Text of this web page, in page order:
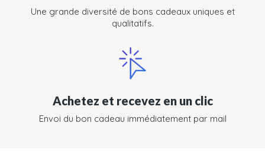
Une grande diversité de bons cadeaux uniques et
qualitatifs.
Achetez et recevez en un clic
Envoi du bon cadeau immédiatement par mail